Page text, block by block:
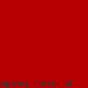
sản phẩm cửa tại